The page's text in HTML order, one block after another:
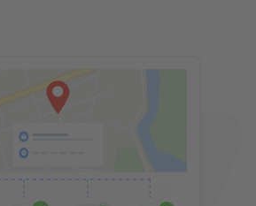
DETAILS DE L'ENTREPRISE